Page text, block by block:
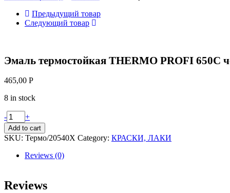
Предыдущий товар
Следующий товар
Эмаль термостойкая THERMO PROFI 650С
465,00 Р
8 in stock
Эмаль
термостойкая
THERMO
PROFI
черная
quantity
- +
Add to cart
SKU: Термо/20540Х Category: КРАСКИ, ЛАКИ
Reviews (0)
Reviews